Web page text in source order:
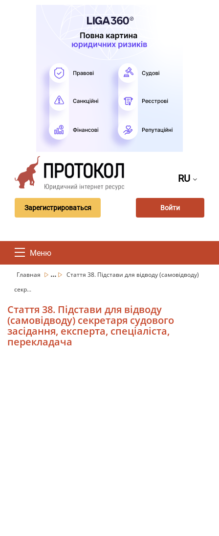
RU
Зарегистрироваться Войти
Меню
Главная ...
Стаття 38. Підстави для відводу (самовідводу)
секр...
Стаття 38. Підстави для відводу
(самовідводу) секретаря судового
засідання, експерта, спеціаліста,
перекладача